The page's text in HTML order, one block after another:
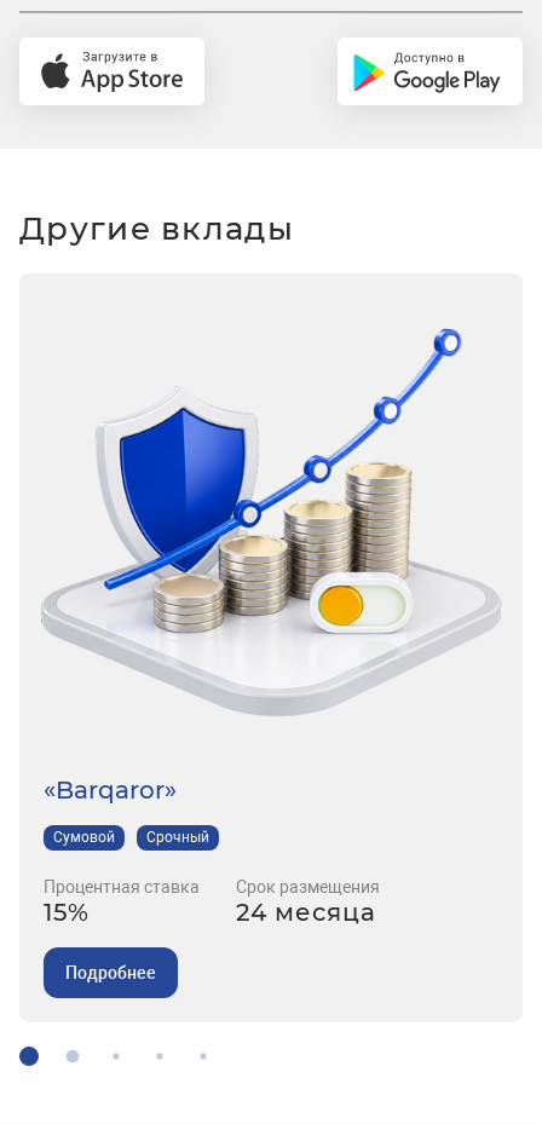
Другие вклады
«Barqaror»
Сумовой Срочный
Процентная ставка
15%
Срок размещения
24 месяца
Подробнее